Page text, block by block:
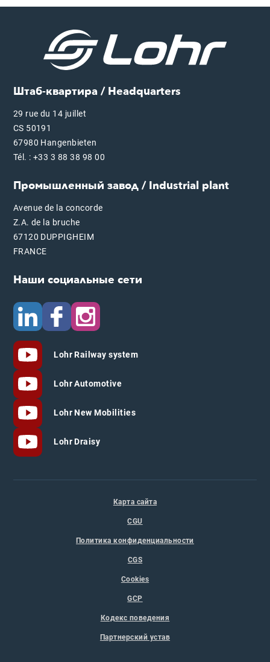
Штаб-квартира / Headquarters
29 rue du 14 juillet
CS 50191
67980 Hangenbieten
Tél. : +33 3 88 38 98 00
Промышленный завод / Industrial plant
Avenue de la concorde
Z.A. de la bruche
67120 DUPPIGHEIM
FRANCE
Наши социальные сети
Lohr Railway system
Lohr Automotive
Lohr New Mobilities
Lohr Draisy
Карта сайта
CGU
Политика конфиденциальности
CGS
Cookies
GCP
Кодекс поведения
Партнерский устав